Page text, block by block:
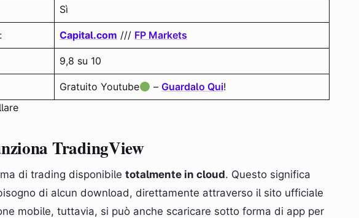
Sì
: Capital.com /// FP Markets
9,8 su 10
Gratuito Youtube –Guardalo Qui!
TradingView
di trading disponibile totalmente in cloud. Questo significa
di alcun download, direttamente attraverso il sito ufficiale
mobile, tuttavia, si può anche scaricare sotto forma di app per